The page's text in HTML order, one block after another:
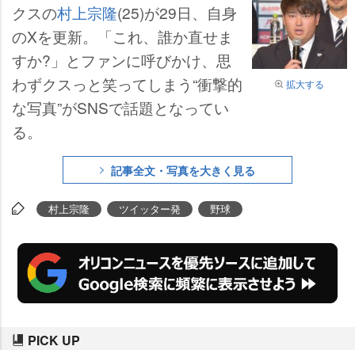
拡大する
クスの村上宗隆(25)が29日、自身
のXを更新。「これ、誰か直せま
すか?」とファンに呼びかけ、思
わずクスっと笑ってしまう“衝撃的
な写真”がSNSで話題となってい
る。
記事全文・写真を大きく見る
村上宗隆 ツイッター発 野球
PICK UP